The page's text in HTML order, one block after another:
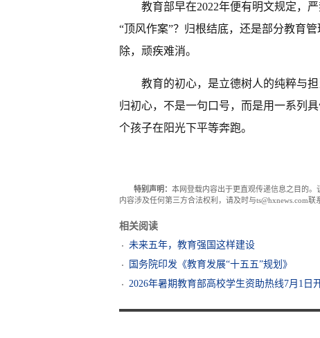
教育部早在2022年便有明文规定，
“顶风作案”？归根结底，还是部分教育
除，顽疾难消。
教育的初心，是立德树人的纯粹与
归初心，不是一句口号，而是用一系列
个孩子在阳光下平等奔跑。
特别声明： 本网登载内容出于更直观传递信息之目的
内容涉及任何第三方合法权利，请及时与ts@hxnews.com
相关阅读
未来五年，教育强国这样建设
国务院印发《教育发展“十五五”规划》
2026年暑期教育部高校学生资助热线7月1日